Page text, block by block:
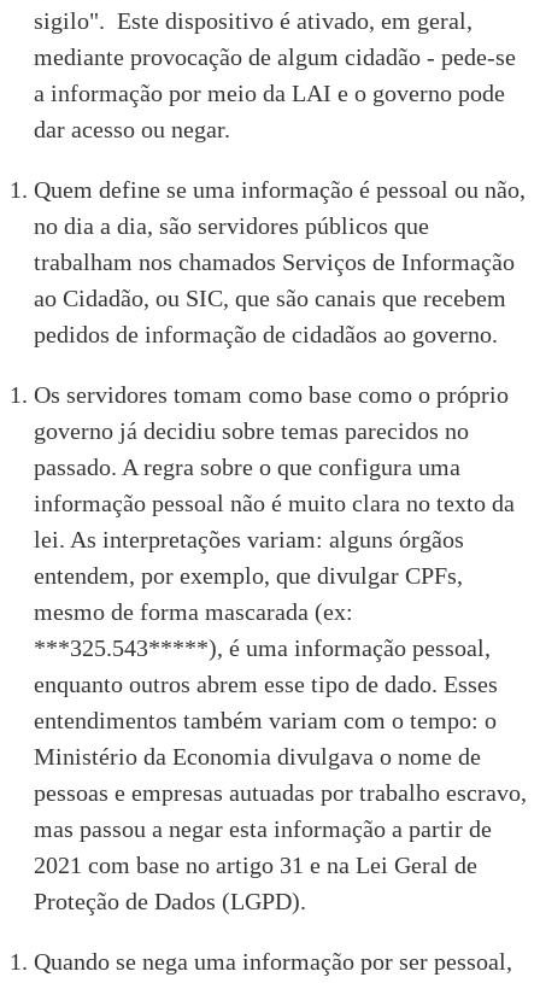
sigilo". Este dispositivo é ativado, em geral,
mediante provocação de algum cidadão - pede-se
a informação por meio da LAI e o governo pode
dar acesso ou negar.
Quem define se uma informação é pessoal ou não,
no dia a dia, são servidores públicos que
trabalham nos chamados Serviços de Informação
ao Cidadão, ou SIC, que são canais que recebem
pedidos de informação de cidadãos ao governo.
Os servidores tomam como base como o próprio
governo já decidiu sobre temas parecidos no
passado. A regra sobre o que configura uma
informação pessoal não é muito clara no texto da
lei. As interpretações variam: alguns órgãos
entendem, por exemplo, que divulgar CPFs,
mesmo de forma mascarada (ex:
***325.543*****), é uma informação pessoal,
enquanto outros abrem esse tipo de dado. Esses
entendimentos também variam com o tempo: o
Ministério da Economia divulgava o nome de
pessoas e empresas autuadas por trabalho escravo,
mas passou a negar esta informação a partir de
2021 com base no artigo 31 e na Lei Geral de
Proteção de Dados (LGPD).
Quando se nega uma informação por ser pessoal,